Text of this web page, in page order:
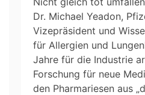
Dr. Michael Yeadon,
Vizepräsident und
für Allergien und
Jahre für die Industrie
Forschung für neue
den Pharmariesen aus